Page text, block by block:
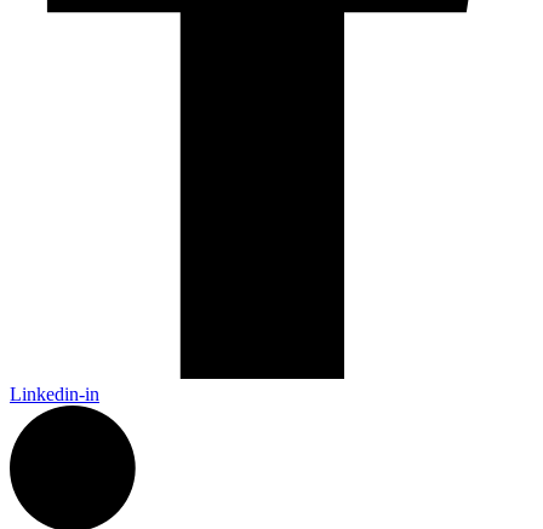
Linkedin-in